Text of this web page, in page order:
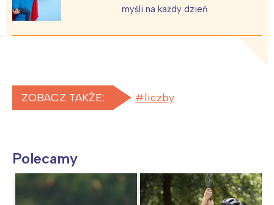
myśli na każdy dzień
ZOBACZ TAKŻE: liczby
Polecamy